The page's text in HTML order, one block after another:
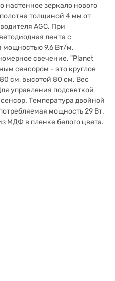
настенное зеркало нового
толщиной 4 мм от
AGC. При
лента с
мощностью 9,6 Вт/м,
свечение. "Planet
сенсором - это круглое
см, высотой 80 см. Вес
управления подсветкой
Температура двойной
мощность 29 Вт.
МДФ в пленке белого цвета.